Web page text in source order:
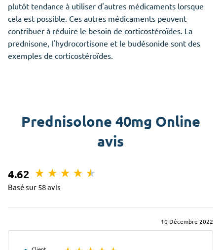
plutôt tendance à utiliser d'autres médicaments lorsque
cela est possible. Ces autres médicaments peuvent
contribuer à réduire le besoin de corticostéroïdes. La
prednisone, l'hydrocortisone et le budésonide sont des
exemples de corticostéroïdes.
Prednisolone 40mg Online
avis
4.62
Basé sur 58 avis
10 Décembre 2022